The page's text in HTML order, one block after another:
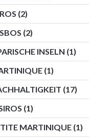
(2)
(2)
INSELN (1)
(1)
(17)
(1)
MARTINIQUE (1)